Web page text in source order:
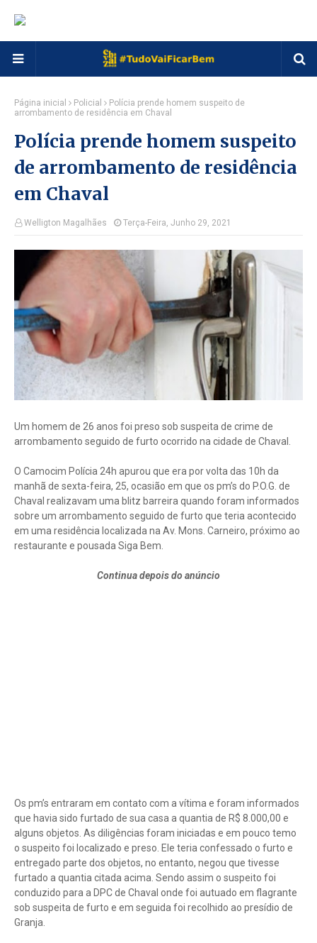
Página inicial Policial
Polícia prende homem suspeito de
arrombamento de residência em Chaval
Polícia prende homem suspeito
de arrombamento de residência
em Chaval
Welligton Magalhães Terça-Feira, Junho 29, 2021
Um homem de 26 anos foi preso sob suspeita de crime de
arrombamento seguido de furto ocorrido na cidade de Chaval.
O Camocim Polícia 24h apurou que era por volta das 10h da
manhã de sexta-feira, 25, ocasião em que os pm’s do P.O.G. de
Chaval realizavam uma blitz barreira quando foram informados
sobre um arrombamento seguido de furto que teria acontecido
em uma residência localizada na Av. Mons. Carneiro, próximo ao
restaurante e pousada Siga Bem.
Continua depois do anúncio
Os pm’s entraram em contato com a vítima e foram informados
que havia sido furtado de sua casa a quantia de R$ 8.000,00 e
alguns objetos. As diligências foram iniciadas e em pouco temo
o suspeito foi localizado e preso. Ele teria confessado o furto e
entregado parte dos objetos, no entanto, negou que tivesse
furtado a quantia citada acima. Sendo assim o suspeito foi
conduzido para a DPC de Chaval onde foi autuado em flagrante
sob suspeita de furto e em seguida foi recolhido ao presídio de
Granja.